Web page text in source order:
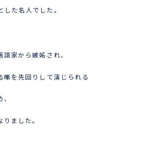
した名人でした。
家から嫉妬され、
噺を先回りして演じられる
ました。